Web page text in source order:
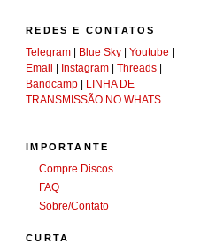
REDES E CONTATOS
Telegram | Blue Sky |Youtube |
Email | Instagram |Threads |
Bandcamp | LINHA DE
TRANSMISSÃO NO WHATS
IMPORTANTE
Compre Discos
FAQ
Sobre/Contato
CURTA